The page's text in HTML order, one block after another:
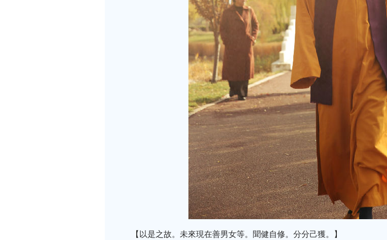
【以是之故。未來現在善男女等。聞健自修。分分己獲。】